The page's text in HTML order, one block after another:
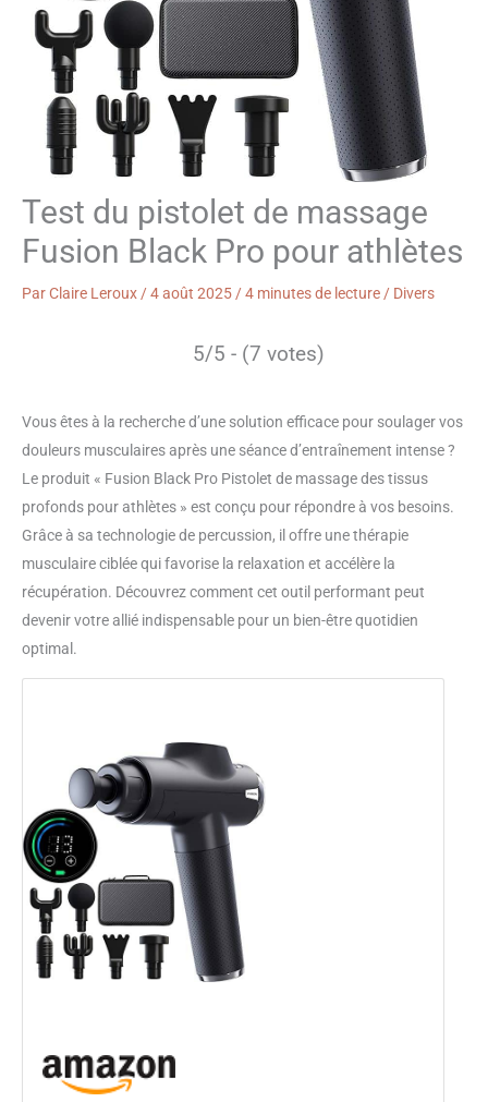
Test du pistolet de massage
Fusion Black Pro pour athlètes
ParClaire Leroux /4 août 2025 /4 minutes de lecture / Divers
5/5 - (7 votes)
Vous êtes à la recherche d’une solution efficace pour soulager vos
douleurs musculaires après une séance d’entraînement intense ?
Le produit « Fusion Black Pro Pistolet de massage des tissus
profonds pour athlètes » est conçu pour répondre à vos besoins.
Grâce à sa technologie de percussion, il offre une thérapie
musculaire ciblée qui favorise la relaxation et accélère la
récupération. Découvrez comment cet outil performant peut
devenir votre allié indispensable pour un bien-être quotidien
optimal.